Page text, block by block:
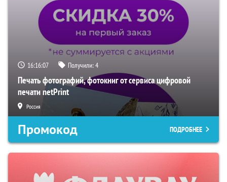
16:16:06 Получили:4
Печать фотографий, фотокниг от сервиса цифровой
печати netPrint
Россия
Промокод ПОДРОБНЕЕ